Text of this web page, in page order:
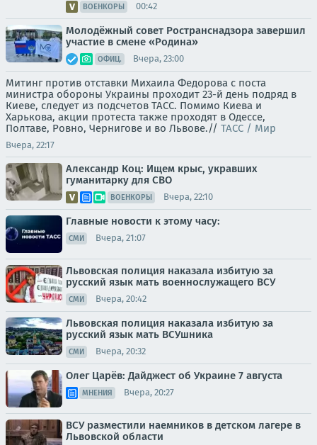
ВОЕНКОРЫ 00:42
Молодёжный совет Ространснадзора завершил
участие в смене «Родина»
ОФИЦ. Вчера, 23:00
Митинг против отставки Михаила Федорова с поста
министра обороны Украины проходит 23-й день подряд в
Киеве, следует из подсчетов ТАСС. Помимо Киева и
Харькова, акции протеста также проходят в Одессе,
Полтаве, Ровно, Чернигове и во Львове.// ТАСС / Мир
Вчера, 22:17
Александр Коц: Ищем крыс, укравших
гуманитарку для СВО
ВОЕНКОРЫ Вчера, 22:10
Главные новости к этому часу:
СМИ Вчера, 21:07
Львовская полиция наказала избитую за
русский язык мать военнослужащего ВСУ
СМИ Вчера, 20:42
Львовская полиция наказала избитую за
русский язык мать ВСУшника
СМИ Вчера, 20:32
Олег Царёв: Дайджест об Украине 7 августа
МНЕНИЯ Вчера, 20:27
ВСУ разместили наемников в детском лагере в
Львовской области